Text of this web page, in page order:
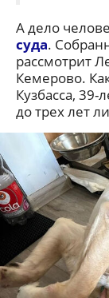
А дело
суда.
рассмотрит
Кемерово.
Кузбасса,
до трех лет